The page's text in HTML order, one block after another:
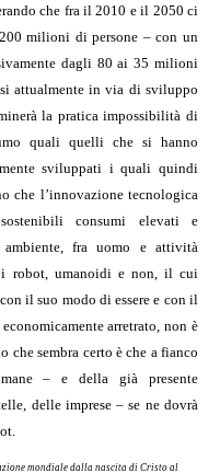
che fra il 2010 e il 2050 ci
milioni di persone – con un
dagli 80 ai 35 milioni
attualmente in via di sviluppo
la pratica impossibilità di
quali quelli che si hanno
sviluppati i quali quindi
che l’innovazione tecnologica
consumi elevati e
fra uomo e attività
i robot, umanoidi e non, il cui
il suo modo di essere e con il
arretrato, non è
sembra certo è che a fianco
– e della già presente
delle imprese – se ne dovrà
mondiale dalla nascita di Cristo al